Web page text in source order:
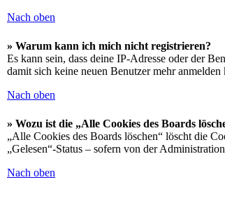
Nach oben
» Warum kann ich mich nicht registrieren?
Es kann sein, dass deine IP-Adresse oder der
damit sich keine neuen Benutzer mehr
Nach oben
» Wozu ist die „Alle Cookies des Boards
„Alle Cookies des Boards löschen“ löscht die
„Gelesen“-Status – sofern von der
Nach oben